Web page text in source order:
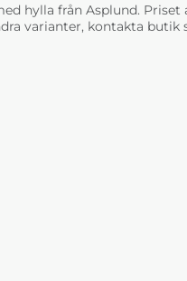
hylla från Asplund.
varianter, kontakta butik